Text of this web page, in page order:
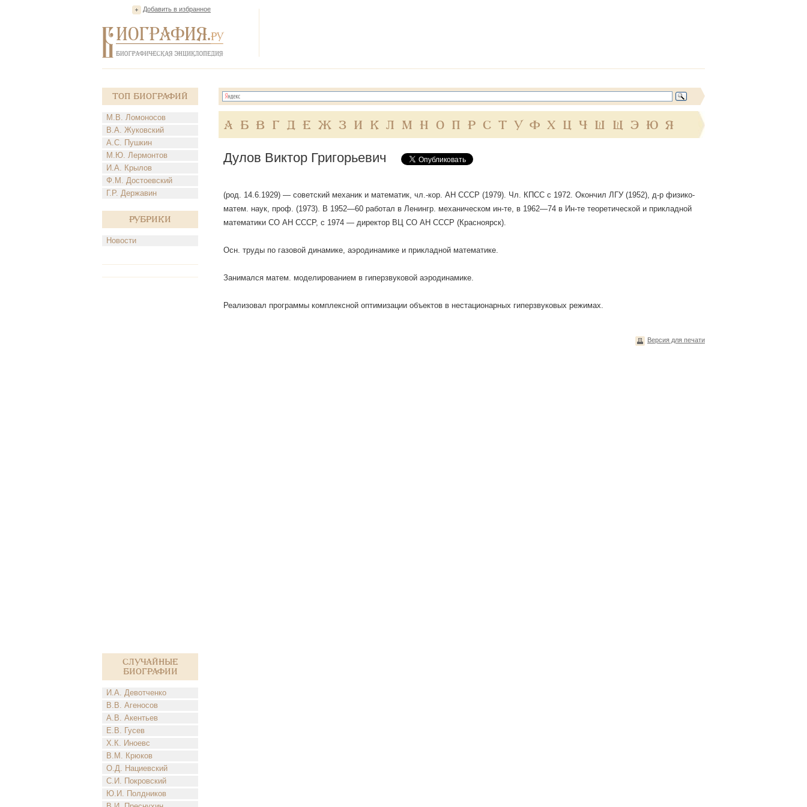
Добавить в избранное
Топ Биографий
М.В. Ломоносов
В.А. Жуковский
А.С. Пушкин
М.Ю. Лермонтов
И.А. Крылов
Ф.М. Достоевский
Г.Р. Державин
Рубрики
Новости
Случайные
биографии
И.А. Девотченко
В.В. Агеносов
А.В. Акентьев
Е.В. Гусев
Х.К. Иноевс
В.М. Крюков
О.Д. Нациевский
С.И. Покровский
Ю.И. Полдников
А Б В Г Д Е Ж З И К Л М Н О П Р С Т У Ф Х Ц Ч Ш Щ Э Ю Я
Дулов Виктор Григорьевич
(род. 14.6.1929) — советский механик и математик, чл.-кор. АН СССР (1979). Чл. КПСС с 1972. Окончил ЛГУ (1952), д-р физико-
матем. наук, проф. (1973). В 1952—60 работал в Ленингр. механическом ин-те, в 1962—74 в Ин-те теоретической и прикладной
математики СО АН СССР, с 1974 — директор ВЦ СО АН СССР (Красноярск).
Осн. труды по газовой динамике, аэродинамике и прикладной математике.
Занимался матем. моделированием в гиперзвуковой аэродинамике.
Реализовал программы комплексной оптимизации объектов в нестационарных гиперзвуковых режимах.
Версия для печати